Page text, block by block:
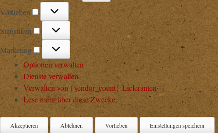
Vorlieben
Vorlieben
Statistiken Statistiken
Marketing
Marketing
Optionen verwalten
Dienste verwalten
Verwalten von {vendor_count}-Lieferanten
Lese mehr über diese Zwecke
Akzeptieren Ablehnen Vorlieben Einstellungen speichern